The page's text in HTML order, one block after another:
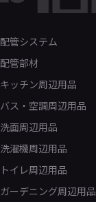
配管システム
配管部材
キッチン周辺用品
バス・空調周辺用品
洗面周辺用品
洗濯機周辺用品
トイレ周辺用品
ガーデニング周辺用品